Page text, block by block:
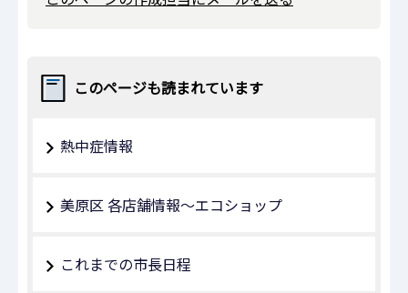
このページも読まれています
熱中症情報
美原区 各店舗情報～エコショップ
これまでの市長日程